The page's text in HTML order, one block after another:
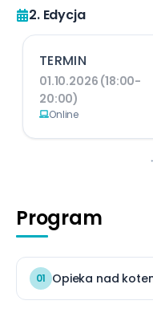
2. Edycja
TERMIN
01.10.2026 (18:00-
20:00)
Online
Program
01 Opieka nad